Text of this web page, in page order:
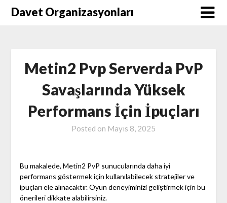
SkipDavet Organizasyonları
Metin2 Pvp Serverda PvP
Savaşlarında Yüksek
Performans İçin İpuçları
Posted on Mayıs 8, 2025
Bu makalede, Metin2 PvP sunucularında daha iyi
performans göstermek için kullanılabilecek stratejiler ve
ipuçları ele alınacaktır. Oyun deneyiminizi geliştirmek için bu
önerileri dikkate alabilirsiniz.